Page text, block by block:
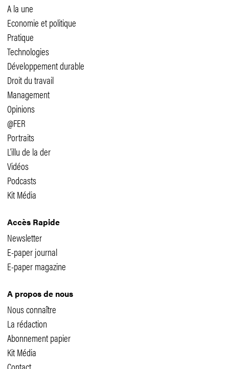
A la une
Economie et politique
Pratique
Technologies
Développement durable
Droit du travail
Management
Opinions
@FER
Portraits
L'illu de la der
Vidéos
Podcasts
Kit Média
Accès Rapide
Newsletter
E-paper journal
E-paper magazine
A propos de nous
Nous connaître
La rédaction
Abonnement papier
Kit Média